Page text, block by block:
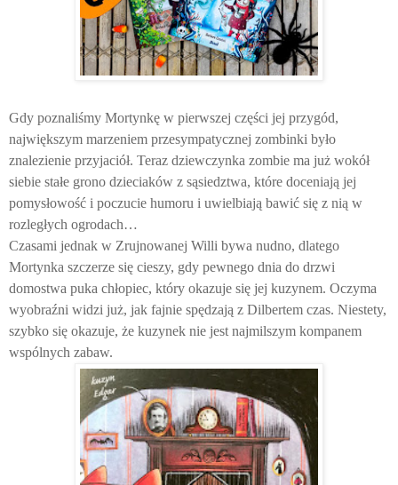
Gdy poznaliśmy Mortynkę w pierwszej części jej przygód,
największym marzeniem przesympatycznej zombinki było
znalezienie przyjaciół. Teraz dziewczynka zombie ma już wokół
siebie stałe grono dzieciaków z sąsiedztwa, które doceniają jej
pomysłowość i poczucie humoru i uwielbiają bawić się z nią w
rozległych ogrodach…
Czasami jednak w Zrujnowanej Willi bywa nudno, dlatego
Mortynka szczerze się cieszy, gdy pewnego dnia do drzwi
domostwa puka chłopiec, który okazuje się jej kuzynem. Oczyma
wyobraźni widzi już, jak fajnie spędzają z Dilbertem czas. Niestety,
szybko się okazuje, że kuzynek nie jest najmilszym kompanem
wspólnych zabaw.